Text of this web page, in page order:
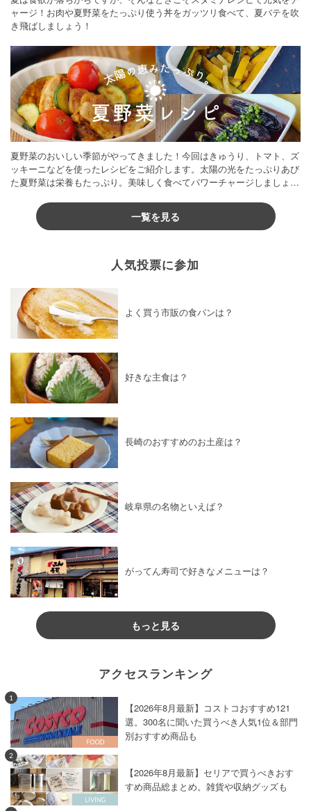
ャージ！お肉や夏野菜をたっぷり使う丼をガッツリ食べて、夏バテを吹
き飛ばしましょう！
夏野菜のおいしい季節がやってきました！今回はきゅうり、トマト、ズ
ッキーニなどを使ったレシピをご紹介します。太陽の光をたっぷりあび
た夏野菜は栄養もたっぷり。美味しく食べてパワーチャージしましょう
一覧を見る
人気投票に参加
よく買う市販の食パンは？
好きな主食は？
長崎のおすすめのお土産は？
岐阜県の名物といえば？
がってん寿司で好きなメニューは？
もっと見る
アクセスランキング
1
【2026年8月最新】コストコおすすめ121
選。300名に聞いた買うべき人気1位＆部門
別おすすめ商品も
2
【2026年8月最新】セリアで買うべきおす
すめ商品総まとめ。雑貨や収納グッズも